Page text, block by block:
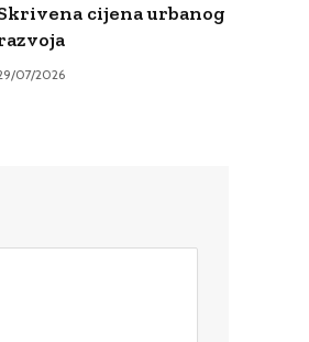
cijena urbanog
07/2026